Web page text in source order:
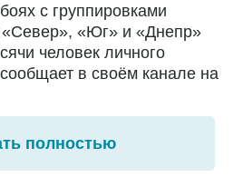
с группировками
«Север», «Юг» и «Днепр»
человек личного
в своём канале на
полностью